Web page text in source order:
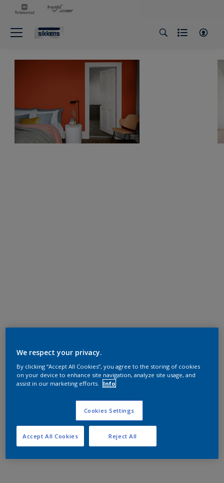
We respect your privacy.
By clicking “Accept All Cookies”, you agree to the storing of cookies
on your device to enhance site navigation, analyze site usage, and
assist in our marketing efforts.
Info
Cookies Settings
Reject All
Accept All Cookies